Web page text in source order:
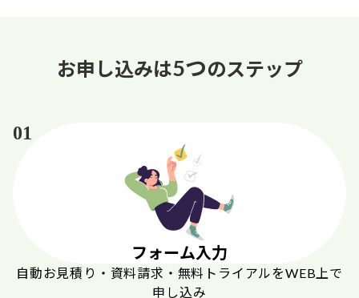
お申し込みは5つのステップ
01
フォーム入力
自動お見積り・資料請求・無料トライアルをWEB上で
申し込み